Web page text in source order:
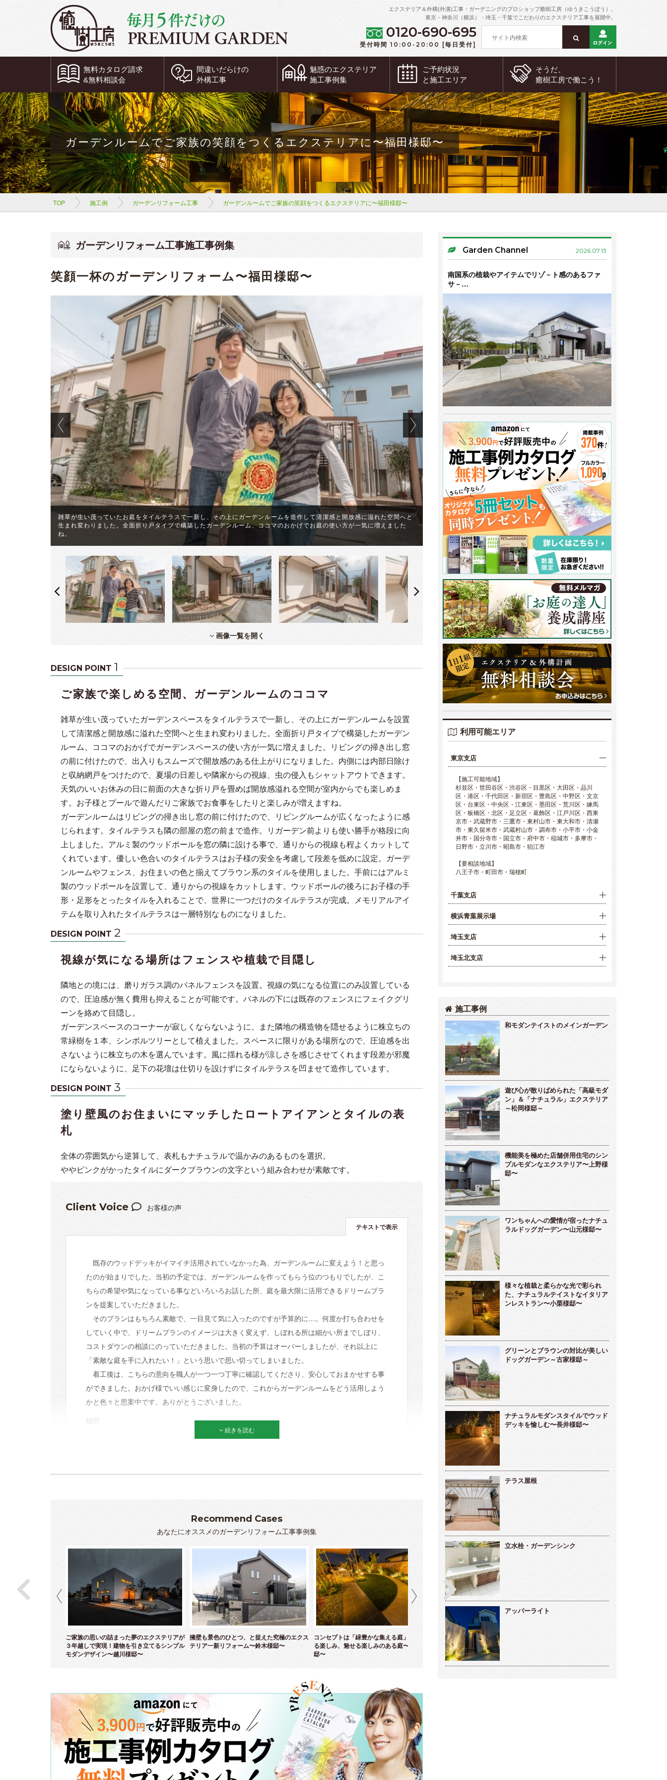
エクステリア＆外構(外溝)工事・ガーデニングのプロショップ癒樹工房（ゆうきこうぼう）。
東京・神奈川（横浜）・埼玉・千葉でこだわりのエクステリア工事を展開中。
0120-690-695
受付時間 10:00-20:00 [毎日受付]
無料カタログ請求
&無料相談会
間違いだらけの
外構工事
魅惑のエクステリア
施工事例集
ご予約状況
と施工エリア
そうだ、
癒樹工房で働こう！
ガーデンルームでご家族の笑顔をつくるエクステリアに〜福田様邸〜
TOP 施工例 ガーデンリフォーム工事 ガーデンルームでご家族の笑顔をつくるエクステリアに〜福田様邸〜
ガーデンリフォーム工事施工事例集
笑顔一杯のガーデンリフォーム〜福田様邸〜
雑草が生い茂っていたお庭をタイルテラスで一新し、その上にガーデンルームを造作して清潔感と開放感に溢れた空間へと
生まれ変わりました。全面折り戸タイプで構築したガーデンルーム、ココマのおかげでお庭の使い方が一気に増えました
ね。
ガーデンルームはリビングの掃き出し窓の前に付けたので、リビングルーム
画像一覧を開く
DESIGN POINT 1
ご家族で楽しめる空間、ガーデンルームのココマ
雑草が生い茂っていたガーデンスペースをタイルテラスで一新し、その上にガーデンルームを設置
して清潔感と開放感に溢れた空間へと生まれ変わりました。全面折り戸タイプで構築したガーデン
ルーム、ココマのおかげでガーデンスペースの使い方が一気に増えました。リビングの掃き出し窓
の前に付けたので、出入りもスムーズで開放感のある仕上がりになりました。内側には内部日除け
と収納網戸をつけたので、夏場の日差しや隣家からの視線、虫の侵入もシャットアウトできます。
天気のいいお休みの日に前面の大きな折り戸を畳めば開放感溢れる空間が室内からでも楽しめま
す。お子様とプールで遊んだりご家族でお食事をしたりと楽しみが増えますね。
ガーデンルームはリビングの掃き出し窓の前に付けたので、リビングルームが広くなったように感
じられます。タイルテラスも隣の部屋の窓の前まで造作。リガーデン前よりも使い勝手が格段に向
上しました。アルミ製のウッドポールを窓の隣に設ける事で、通りからの視線も程よくカットして
くれています。優しい色合いのタイルテラスはお子様の安全を考慮して段差を低めに設定。ガーデ
ンルームやフェンス、お住まいの色と揃えてブラウン系のタイルを使用しました。手前にはアルミ
製のウッドポールを設置して、通りからの視線をカットします。ウッドポールの後ろにお子様の手
形・足形をとったタイルを入れることで、世界に一つだけのタイルテラスが完成。メモリアルアイ
テムを取り入れたタイルテラスは一層特別なものになりました。
DESIGN POINT 2
視線が気になる場所はフェンスや植栽で目隠し
隣地との境には、磨りガラス調のパネルフェンスを設置。視線の気になる位置にのみ設置している
ので、圧迫感が無く費用も抑えることが可能です。パネルの下には既存のフェンスにフェイクグリ
ーンを絡めて目隠し。
ガーデンスペースのコーナーが寂しくならないように、また隣地の構造物を隠せるように株立ちの
常緑樹を１本、シンボルツリーとして植えました。スペースに限りがある場所なので、圧迫感を出
さないように株立ちの木を選んでいます。風に揺れる様が涼しさを感じさせてくれます段差が邪魔
にならないように、足下の花壇は仕切りを設けずにタイルテラスを凹ませて造作しています。
DESIGN POINT 3
塗り壁風のお住まいにマッチしたロートアイアンとタイルの表
札
全体の雰囲気から逆算して、表札もナチュラルで温かみのあるものを選択。
ややピンクがかったタイルにダークブラウンの文字という組み合わせが素敵です。
Client Voice お客様の声
テキストで表示
既存のウッドデッキがイマイチ活用されていなかった為、ガーデンルームに変えよう！と思っ
たのが始まりでした。当初の予定では、ガーデンルームを作ってもらう位のつもりでしたが、こ
ちらの希望や気になっている事などいろいろお話した所、庭を最大限に活用できるドリームプラ
ンを提案していただきました。
そのプランはもちろん素敵で、一目見て気に入ったのですが予算的に…。何度か打ち合わせを
していく中で、ドリームプランのイメージは大きく変えず、しぼれる所は細かい所までしぼり、
コストダウンの相談にのっていただきました。当初の予算はオーバーしましたが、それ以上に
「素敵な庭を手に入れたい！」という思いで思い切ってしまいました。
着工後は、こちらの意向を職人が一つ一つ丁寧に確認してくださり、安心しておまかせする事
ができました。おかげ様でいい感じに変身したので、これからガーデンルームをどう活用しよう
かと色々と思案中です。ありがとうございました。
福田
続きを読む
Recommend Cases
あなたにオススメのガーデンリフォーム工事事例集
ご家族の思いの詰まった夢のエクステリアが
３年越しで実現！建物を引き立てるシンプル
モダンデザイン〜越川様邸〜
擁壁も景色のひとつ、と捉えた究極のエクス
テリア一新リフォーム〜鈴木様邸〜
コンセプトは「緑豊かな集える庭」！ 育て
る楽しみ、魅せる楽しみのある庭〜並木様
邸〜
優雅な雰囲気のラウンジ的存在ガーデンルー
ム～高橋様邸～
Garden Channel 2026.07.13
南国系の植栽やアイテムでリゾ－ト感のあるファ
サ－…
利用可能エリア
東京支店
【施工可能地域】
杉並区・世田谷区・渋谷区・目黒区・大田区・品川
区・港区・千代田区・新宿区・豊島区・中野区・文京
区・台東区・中央区・江東区・墨田区・荒川区・練馬
区・板橋区・北区・足立区・葛飾区・江戸川区・西東
京市・武蔵野市・三鷹市・東村山市・東大和市・清瀬
市・東久留米市・武蔵村山市・調布市・小平市・小金
井市・国分寺市・国立市・府中市・稲城市・多摩市・
日野市・立川市・昭島市・狛江市
【要相談地域】
八王子市・町田市・瑞穂町
千葉支店
横浜青葉展示場
埼玉支店
埼玉北支店
施工事例
和モダンテイストのメインガーデン
遊び心が散りばめられた「高級モダ
ン」＆「ナチュラル」エクステリア
～松岡様邸～
機能美を極めた店舗併用住宅のシン
プルモダンなエクステリア〜上野様
邸〜
ワンちゃんへの愛情が宿ったナチュ
ラルドッグガーデン〜山元様邸〜
様々な植栽と柔らかな光で彩られ
た、ナチュラルテイストなイタリア
ンレストラン〜小栗様邸〜
グリーンとブラウンの対比が美しい
ドッグガーデン～古家様邸～
ナチュラルモダンスタイルでウッド
デッキを愉しむ〜長井様邸〜
テラス屋根
立水栓・ガーデンシンク
アッパーライト